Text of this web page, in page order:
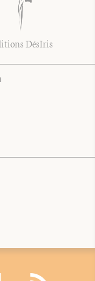
DésIris